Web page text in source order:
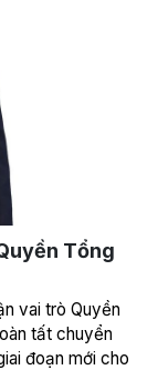
Tổng
vai trò Quyền
tất chuyển
đoạn mới cho